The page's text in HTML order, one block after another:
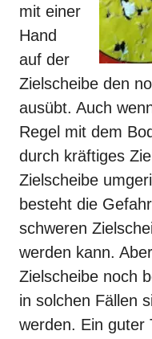
mit einer
Hand
auf der
Zielscheibe den
ausübt. Auch
Regel mit dem
durch kräftiges
Zielscheibe
besteht die
schweren
werden kann.
Zielscheibe noch
in solchen Fällen
werden. Ein guter